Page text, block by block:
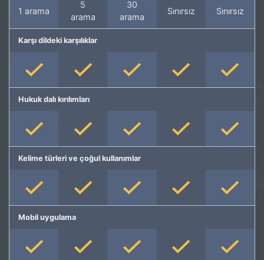
1 arama
5
arama
30
arama
Sınırsız Sınırsız
Karşı dildeki karşılıklar
Hukuk dalı kırılımları
Kelime türleri ve çoğul kullanımlar
Mobil uygulama